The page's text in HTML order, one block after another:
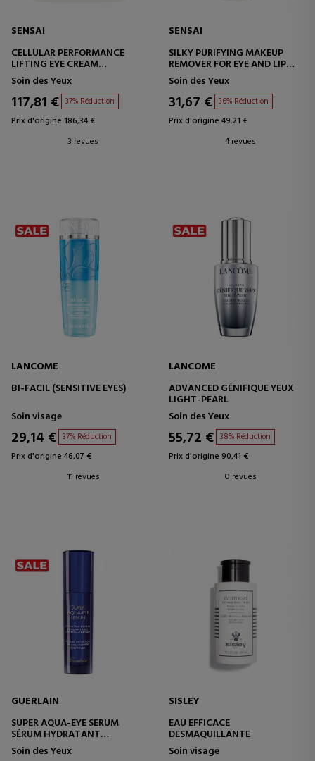
SENSAI
CELLULAR PERFORMANCE
LIFTING EYE CREAM
CRÈME CONTOUR DES YEUX
EFFET LIFTANT
Soin des Yeux
117,81 € 37% Réduction
Prix d'origine 186,34 €
3 revues
SENSAI
SILKY PURIFYING MAKEUP
REMOVER FOR EYE AND LIP
DÉMAQUILLANT POUR LES
YEUX ET LES LÈVRES
Soin des Yeux
31,67 € 36% Réduction
Prix d'origine 49,21 €
4 revues
LANCOME
BI-FACIL (SENSITIVE EYES)
Soin visage
29,14 € 37% Réduction
Prix d'origine 46,07 €
11 revues
LANCOME
ADVANCED GÉNIFIQUE YEUX
LIGHT-PEARL
Soin des Yeux
55,72 € 38% Réduction
Prix d'origine 90,41 €
0 revues
GUERLAIN
SUPER AQUA-EYE SERUM
SÉRUM HYDRATANT
CONTOUR DES YEUX
Soin des Yeux
SISLEY
EAU EFFICACE
DESMAQUILLANTE
Soin visage